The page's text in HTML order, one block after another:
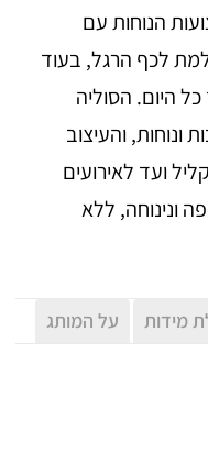
הנוחות עם
לכף הרגל, בעוד
היום. הסוליה
והעיצוב
ועד לאירועים
ונינוחה, ללא
מידות על המותג